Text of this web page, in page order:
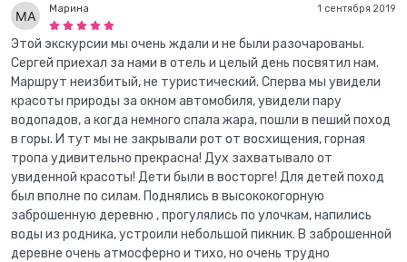
1 сентября 2019
Марина
Этой экскурсии мы очень ждали и не были разочарованы.
Сергей приехал за нами в отель и целый день посвятил нам.
Маршрут неизбитый, не туристический. Сперва мы увидели
красоты природы за окном автомобиля, увидели пару
водопадов, а когда немного спала жара, пошли в пеший поход
в горы. И тут мы не закрывали рот от восхищения, горная
тропа удивительно прекрасна! Дух захватывало от
увиденной красоты! Дети были в восторге! Для детей поход
был вполне по силам. Поднялись в высококогорную
заброшенную деревню , прогулялись по улочкам, напились
воды из родника, устроили небольшой пикник. В заброшенной
деревне очень атмосферно и тихо, но очень трудно